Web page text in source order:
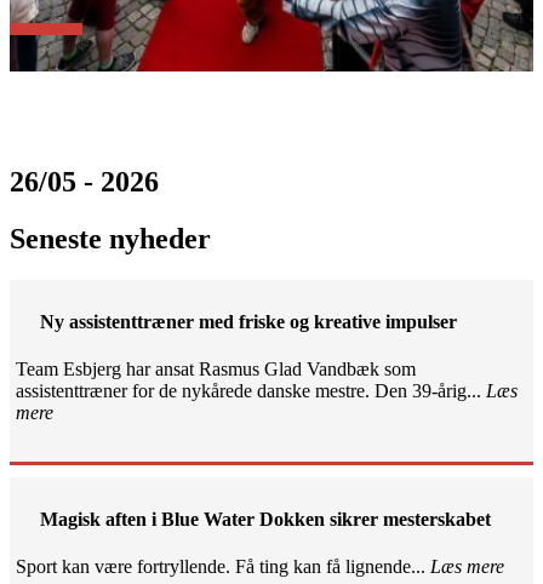
26/05 - 2026
Seneste nyheder
Ny assistenttræner med friske og kreative impulser
Team Esbjerg har ansat Rasmus Glad Vandbæk som
assistenttræner for de nykårede danske mestre. Den 39-årig... Læs
mere
Magisk aften i Blue Water Dokken sikrer mesterskabet
Sport kan være fortryllende. Få ting kan få lignende... Læs mere